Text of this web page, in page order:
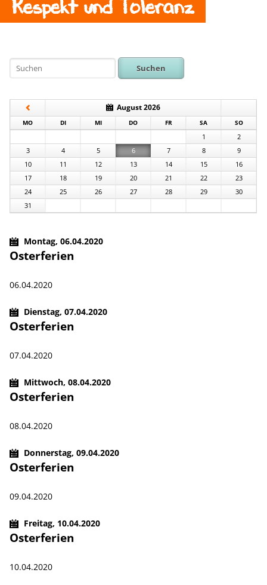
Suchen
August 2026
MONTAG DIENSTAG MITTWOCH DONNERSTAG
FREITAG SA SONNTAG
1
2
3
4 5 6 7 8
9
10
11 12 13 14 15
16
17
18 19 20 21 22
23
24
25 26 27 28 29
30
31
Montag,06.04.2020
Osterferien
06.04.2020
Dienstag,07.04.2020
Osterferien
07.04.2020
Mittwoch,08.04.2020
Osterferien
08.04.2020
Donnerstag,09.04.2020
Osterferien
09.04.2020
Freitag, 10.04.2020
Osterferien
10.04.2020